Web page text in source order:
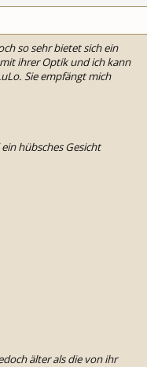
so sehr bietet sich ein
ihrer Optik und ich kann
Sie empfängt mich
hübsches Gesicht
älter als die von ihr